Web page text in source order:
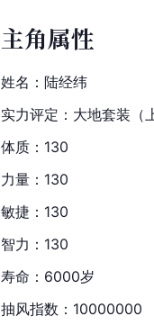
主角属性
姓名：陆经纬
实力评定：大地套装（
体质：130
力量：130
敏捷：130
智力：130
寿命：6000岁
抽风指数：10000000